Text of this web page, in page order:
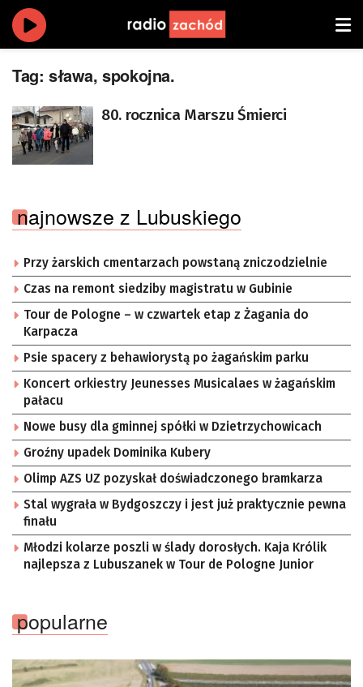
Tag: sława, spokojna.
80. rocznica Marszu Śmierci
najnowsze z Lubuskiego
Przy żarskich cmentarzach powstaną zniczodzielnie
Czas na remont siedziby magistratu w Gubinie
Tour de Pologne – w czwartek etap z Żagania do
Karpacza
Psie spacery z behawiorystą po żagańskim parku
Koncert orkiestry Jeunesses Musicalaes w żagańskim
pałacu
Nowe busy dla gminnej spółki w Dzietrzychowicach
Groźny upadek Dominika Kubery
Olimp AZS UZ pozyskał doświadczonego bramkarza
Stal wygrała w Bydgoszczy i jest już praktycznie pewna
finału
Młodzi kolarze poszli w ślady dorosłych. Kaja Królik
najlepsza z Lubuszanek w Tour de Pologne Junior
popularne